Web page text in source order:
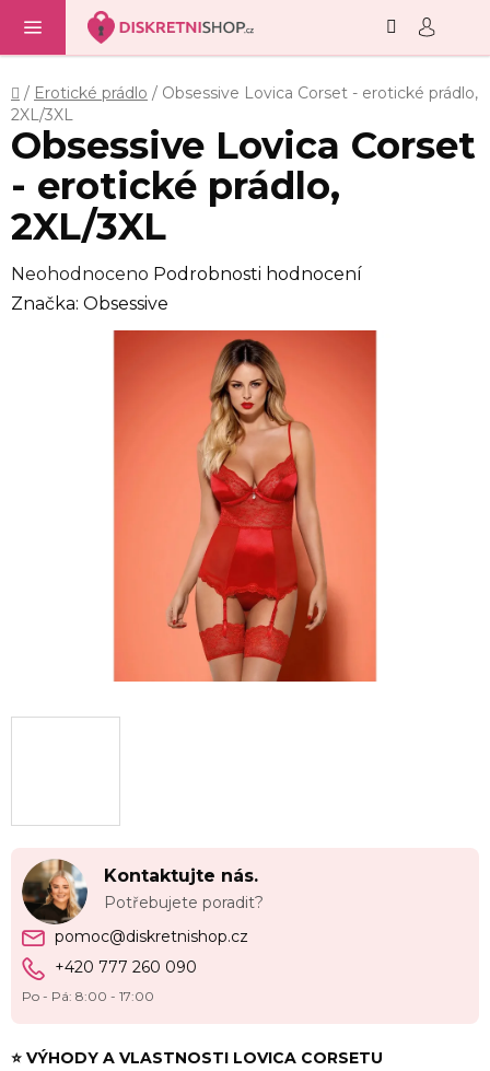
obsah
Domů
/ Erotické prádlo / Obsessive Lovica Corset - erotické prádlo,
2XL/3XL
⭐ VÝHODY A VLASTNOSTI LOVICA CORSETU
Obsessive Lovica Corset
- erotické prádlo,
2XL/3XL
Průměrné
hodnocení
Neohodnoceno Podrobnosti hodnocení
Značka: Obsessive
Kontaktujte nás.
Potřebujete poradit?
pomoc@diskretnishop.cz
+420 777 260 090
Po - Pá: 8:00 - 17:00